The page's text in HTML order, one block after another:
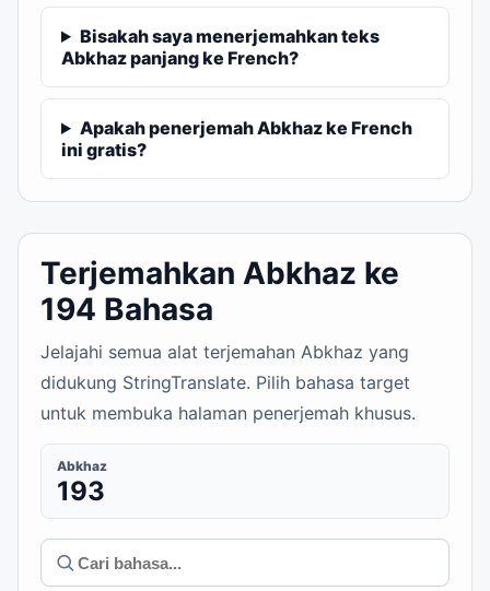
Bisakah saya menerjemahkan teks
Abkhaz panjang ke French?
Apakah penerjemah Abkhaz ke French
ini gratis?
Terjemahkan Abkhaz ke
194 Bahasa
Jelajahi semua alat terjemahan Abkhaz yang
didukung StringTranslate. Pilih bahasa target
untuk membuka halaman penerjemah khusus.
Abkhaz
193